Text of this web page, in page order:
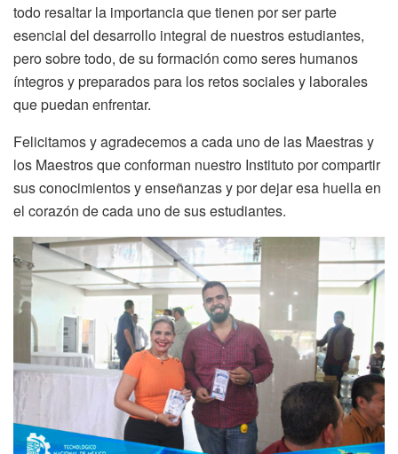
todo resaltar la importancia que tienen por ser parte
esencial del desarrollo integral de nuestros estudiantes,
pero sobre todo, de su formación como seres humanos
íntegros y preparados para los retos sociales y laborales
que puedan enfrentar.
Felicitamos y agradecemos a cada uno de las Maestras y
los Maestros que conforman nuestro Instituto por compartir
sus conocimientos y enseñanzas y por dejar esa huella en
el corazón de cada uno de sus estudiantes.